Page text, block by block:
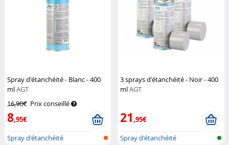
Spray d'étanchéité - Blanc - 400
mlAGT
16,90€ Prix conseillé
8,95€
Spray d'étanchéité
3 sprays d'étanchéité - Noir - 400
mlAGT
21,95€
Spray d'étanchéité